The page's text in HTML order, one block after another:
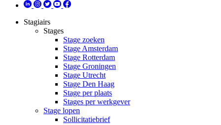
Stagiairs
Stages
Stage zoeken
Stage Amsterdam
Stage Rotterdam
Stage Groningen
Stage Utrecht
Stage Den Haag
Stage per plaats
Stages per werkgever
Stage lopen
Sollicitatiebrief